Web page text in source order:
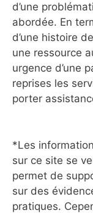
d’une
abordée. En
d’une histoire
une ressource
urgence d’une
reprises les
porter
*Les
sur ce site se
permet de
sur des
pratiques.